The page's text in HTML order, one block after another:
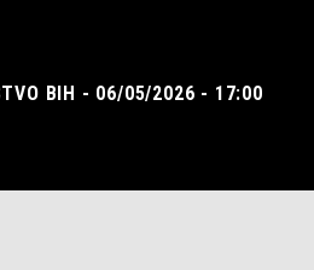
BIH - 06/05/2026 - 17:00